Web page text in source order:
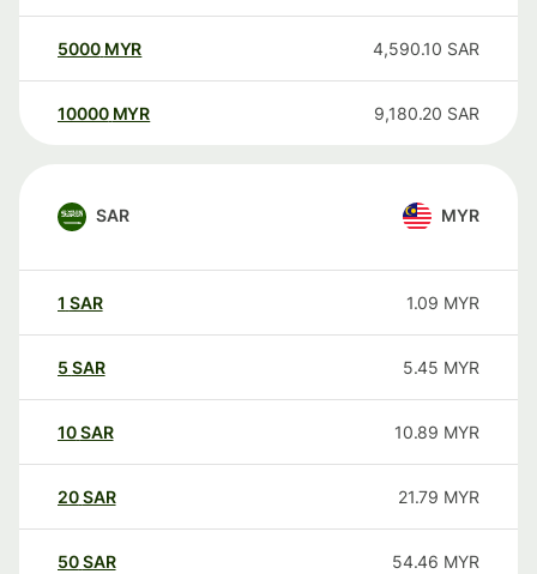
5000 MYR 4,590.10 SAR
10000 MYR 9,180.20 SAR
SAR MYR
1 SAR 1.09 MYR
5 SAR 5.45 MYR
10SAR 10.89 MYR
20SAR 21.79 MYR
50SAR 54.46 MYR